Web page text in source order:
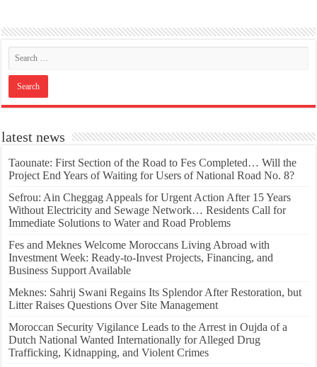
latest news
Taounate: First Section of the Road to Fes Completed… Will the
Project End Years of Waiting for Users of National Road No. 8?
Sefrou: Ain Cheggag Appeals for Urgent Action After 15 Years
Without Electricity and Sewage Network… Residents Call for
Immediate Solutions to Water and Road Problems
Fes and Meknes Welcome Moroccans Living Abroad with
Investment Week: Ready-to-Invest Projects, Financing, and
Business Support Available
Meknes: Sahrij Swani Regains Its Splendor After Restoration, but
Litter Raises Questions Over Site Management
Moroccan Security Vigilance Leads to the Arrest in Oujda of a
Dutch National Wanted Internationally for Alleged Drug
Trafficking, Kidnapping, and Violent Crimes